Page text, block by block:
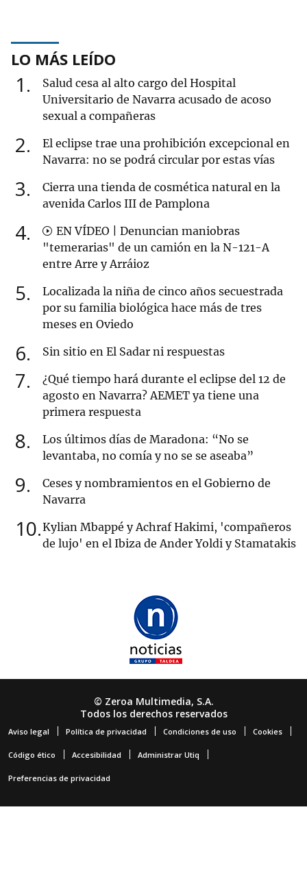
LO MÁS LEÍDO
1
Salud cesa al alto cargo del Hospital
Universitario de Navarra acusado de acoso
sexual a compañeras
2
El eclipse trae una prohibición excepcional en
Navarra: no se podrá circular por estas vías
3
Cierra una tienda de cosmética natural en la
avenida Carlos III de Pamplona
4
EN VÍDEO | Denuncian maniobras
"temerarias" de un camión en la N-121-A
entre Arre y Arráioz
5
Localizada la niña de cinco años secuestrada
por su familia biológica hace más de tres
meses en Oviedo
6 Sin sitio en El Sadar ni respuestas
7
¿Qué tiempo hará durante el eclipse del 12 de
agosto en Navarra? AEMET ya tiene una
primera respuesta
8
Los últimos días de Maradona: “No se
levantaba, no comía y no se se aseaba”
9
Ceses y nombramientos en el Gobierno de
Navarra
10 Kylian Mbappé y Achraf Hakimi, 'compañeros
de lujo' en el Ibiza de Ander Yoldi y Stamatakis
© Zeroa Multimedia, S.A.
Todos los derechos reservados
Aviso legal Política de privacidad Condiciones de uso Cookies
Código ético Accesibilidad Administrar Utiq
Preferencias de privacidad